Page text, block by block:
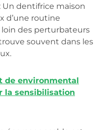
: Un dentifrice maison
d’une routine
loin des perturbateurs
souvent dans les
de environmental
la sensibilisation